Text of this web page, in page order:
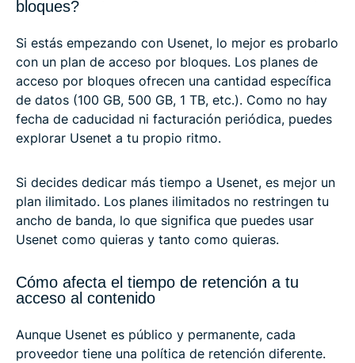
bloques?
Si estás empezando con Usenet, lo mejor es probarlo
con un plan de acceso por bloques. Los planes de
acceso por bloques ofrecen una cantidad específica
de datos (100 GB, 500 GB, 1 TB, etc.). Como no hay
fecha de caducidad ni facturación periódica, puedes
explorar Usenet a tu propio ritmo.
Si decides dedicar más tiempo a Usenet, es mejor un
plan ilimitado. Los planes ilimitados no restringen tu
ancho de banda, lo que significa que puedes usar
Usenet como quieras y tanto como quieras.
Cómo afecta el tiempo de retención a tu
acceso al contenido
Aunque Usenet es público y permanente, cada
proveedor tiene una política de retención diferente.